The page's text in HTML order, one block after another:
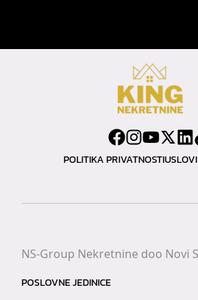
POLITIKA PRIVATNOSTI
NS-Group Nekretnine doo Novi
POSLOVNE JEDINICE